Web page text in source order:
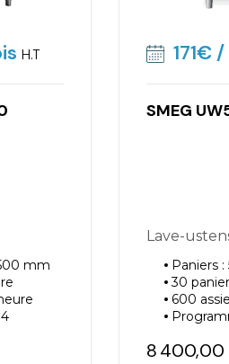
H.T
mm
171€/
SMEG
Lave-
Paniers
30
600
8